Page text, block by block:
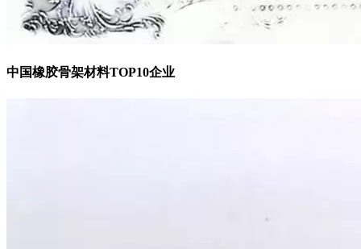
中国橡胶骨架材料TOP10企业